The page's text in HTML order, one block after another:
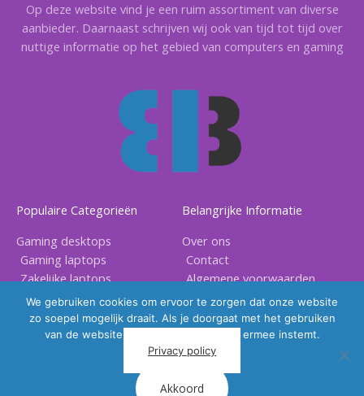
Op deze website vind je een ruim assortiment van diverse
aanbieder. Daarnaast schrijven wij ook van tijd tot tijd over
nuttige informatie op het gebied van computers en gaming
Populaire Categorieën
Gaming desktops
Gaming laptops
Zakelijke laptops
Gaming accessoires
Belangrijke Informatie
Over ons
Contact
Algemene voorwaarden
Privacy voorwaarden
We gebruiken cookies om ervoor te zorgen dat onze website
zo soepel mogelijk draait. Als je doorgaat met het gebruiken
van de website, gaan we er vanuit dat ermee instemt.
Privacy policy
Akkoord